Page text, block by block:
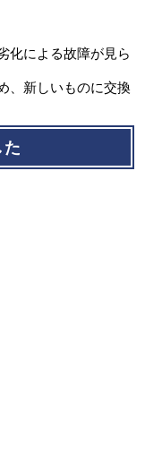
化による故障が見ら
、新しいものに交換